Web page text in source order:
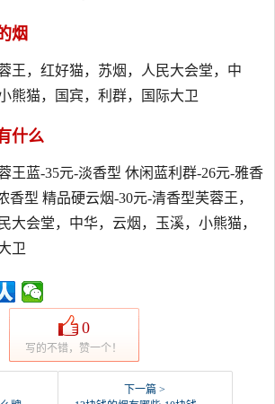
烟
王，红好猫，苏烟，人民大会堂，中
熊猫，国宾，利群，国际大卫
什么
王蓝-35元-淡香型 休闲蓝利群-26元-雅香
香型 精品硬云烟-30元-清香型芙蓉王，
大会堂，中华，云烟，玉溪，小熊猫，
卫
0
写的不错，赞一个！
下一篇 >